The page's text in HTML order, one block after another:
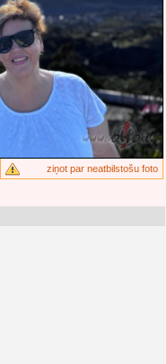
ziņot par neatbilstošu foto